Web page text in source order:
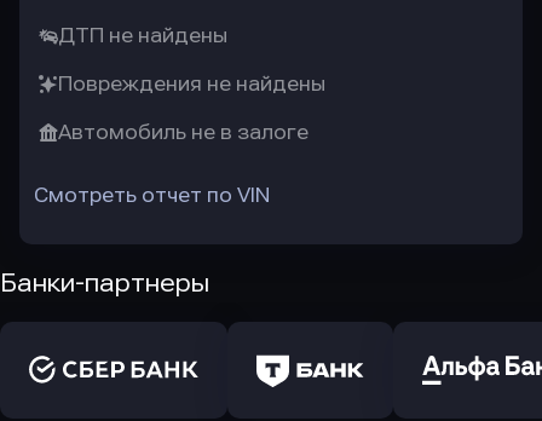
ДТП не найдены
Повреждения не найдены
Автомобиль не в залоге
Смотреть отчет по VIN
Банки-партнеры